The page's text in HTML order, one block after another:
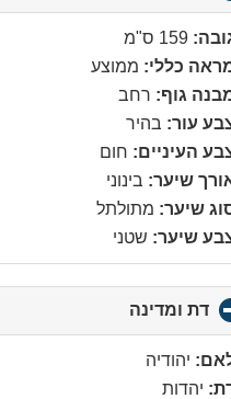
to
159 ס"מ
כללי: ממוצע
גוף: רחב
עור: בהיר
העיניים: חום
שיער: בינוני
שיער: מתולתל
שיער: שטני
דת ומדינה
to
יהודיה
יהדות